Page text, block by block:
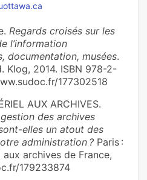
Regards croisés sur les
l’information
documentation, musées.
Klog, 2014. ISBN 978-2-
177302518
AUX ARCHIVES.
des archives
elles un atout des
administration ? Paris :
archives de France,
179233874